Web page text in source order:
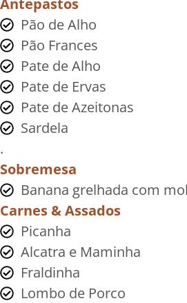
Pão de Alho
Pão Frances
Pate de Alho
Pate de Ervas
Pate de Azeitonas
Sardela
.
Sobremesa
Banana grelhada com
Carnes & Assados
Picanha
Alcatra e Maminha
Fraldinha
Lombo de Porco